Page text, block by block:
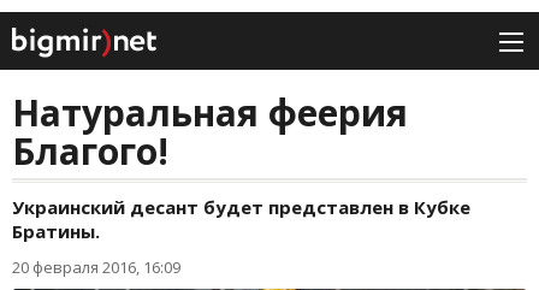
Натуральная феерия
Благого!
Украинский десант будет представлен в Кубке
Братины.
20 февраля 2016, 16:09